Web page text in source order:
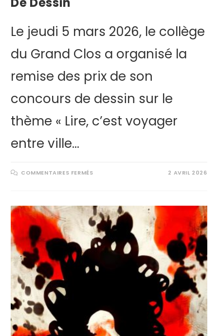
Le jeudi 5 mars 2026, le collège
du Grand Clos a organisé la
remise des prix de son
concours de dessin sur le
thème « Lire, c’est voyager
entre ville…
COMMENTAIRES FERMÉS 2 AVRIL 2026